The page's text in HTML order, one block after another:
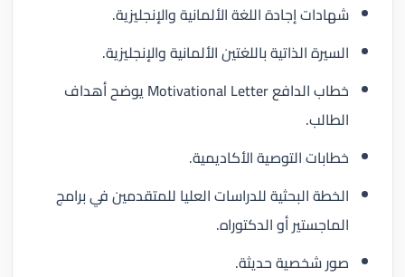
شهادات إجادة اللغة الألمانية والإنجليزية.
السيرة الذاتية باللغتين الألمانية والإنجليزية.
خطاب الدافع Motivational Letter يوضح أهداف
الطالب.
خطابات التوصية الأكاديمية.
الخطة البحثية للدراسات العليا للمتقدمين في برامج
الماجستير أو الدكتوراه.
صور شخصية حديثة.